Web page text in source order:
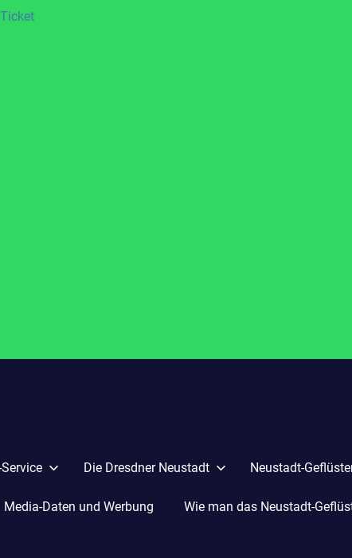
Die Dresdner Neustadt Neustadt-
Media-Daten und Werbung Wie man das Neustadt-